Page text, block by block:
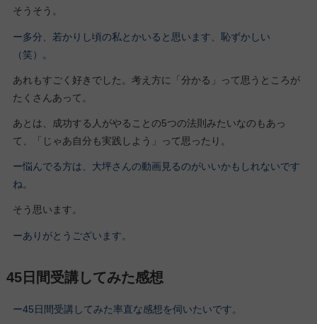
そうそう。
ー多分、若かりし頃の私とかいると思います、恥ずかしい
（笑）。
あれもすごく好きでした。考え方に「分かる」って思うところが
たくさんあって。
あとは、成功する人がやることの5つの法則みたいなのもあっ
て、「じゃあ自分も実践しよう」って思ったり。
ー悩んでる方は、大坪さんの動画見るのがいいかもしれないです
ね。
そう思います。
ーありがとうございます。
45日間受講してみた感想
ー45日間受講してみた率直な感想を伺いたいです。